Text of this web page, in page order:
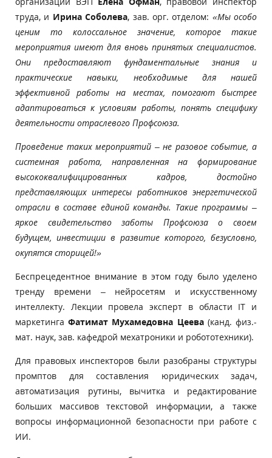
труда, и Ирина Соболева, зав. орг. отделом: «Мы особо
ценим то колоссальное значение, которое такие
мероприятия имеют для вновь принятых специалистов.
Они предоставляют фундаментальные знания и
практические навыки, необходимые для нашей
эффективной работы на местах, помогают быстрее
адаптироваться к условиям работы, понять специфику
деятельности отраслевого Профсоюза.
Проведение таких мероприятий – не разовое событие, а
системная работа, направленная на формирование
высококвалифицированных кадров, достойно
представляющих интересы работников энергетической
отрасли в составе единой команды. Такие программы –
яркое свидетельство заботы Профсоюза о своем
будущем, инвестиции в развитие которого, безусловно,
окупятся сторицей!»
Беспрецедентное внимание в этом году было уделено
тренду времени – нейросетям и искусственному
интеллекту. Лекции провела эксперт в области IT и
маркетингаФатимат Мухамедовна Цеева(канд. физ.-
мат. наук, зав. кафедрой мехатроники и робототехники).
Для правовых инспекторов были разобраны структуры
промптов для составления юридических задач,
автоматизация рутины, вычитка и редактирование
больших массивов текстовой информации, а также
вопросы информационной безопасности при работе с
ИИ.